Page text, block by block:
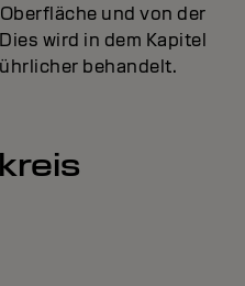
und von der
wird in dem Kapitel
behandelt.